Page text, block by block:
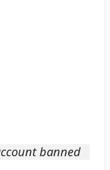
banned